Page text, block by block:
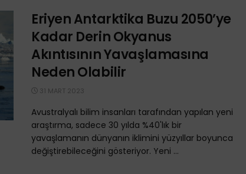
Eriyen Antarktika Buzu 2050’ye
Kadar Derin Okyanus
Akıntısının Yavaşlamasına
Neden Olabilir
31 MART 2023
Avustralyalı bilim insanları tarafından yapılan yeni
araştırma, sadece 30 yılda %40'lık bir
yavaşlamanın dünyanın iklimini yüzyıllar boyunca
değiştirebileceğini gösteriyor. Yeni ...